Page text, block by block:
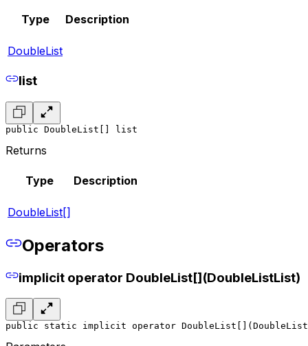
Type Description
DoubleList
list
public DoubleList[] list
Returns
Type Description
DoubleList[]
Operators
implicit operator DoubleList[](DoubleListList)
public static implicit operator